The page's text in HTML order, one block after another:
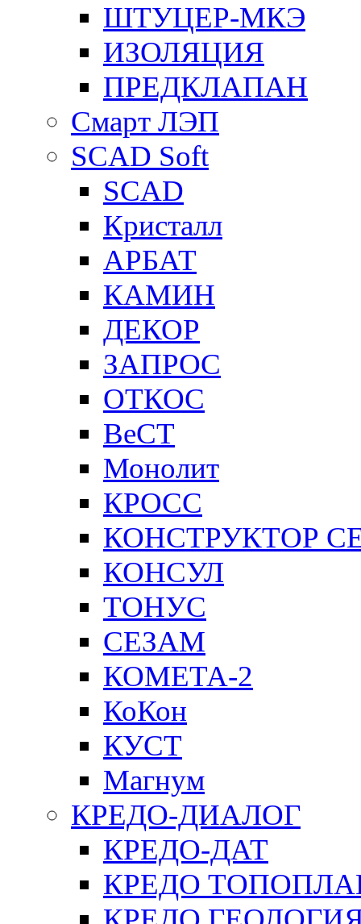
ШТУЦЕР-МКЭ
ИЗОЛЯЦИЯ
ПРЕДКЛАПАН
Смарт ЛЭП
SCAD Soft
SCAD
Кристалл
АРБАТ
КАМИН
ДЕКОР
ЗАПРОС
ОТКОС
ВеСТ
Монолит
КРОСС
КОНСТРУКТОР
КОНСУЛ
ТОНУС
СЕЗАМ
КОМЕТА-2
КоКон
КУСТ
Магнум
КРЕДО-ДИАЛОГ
КРЕДО-ДАТ
КРЕДО